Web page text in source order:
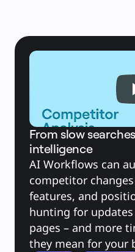
Диаграммы
Мозговой штурм
Концептуальные
Специализированное
Дорожные карты
Карты процессов
Техническое
Прототипы и
Составление
Design Workshops
Planning & Delivery
Планирование
Оргдизайн
Решения
По бизнес-сегментам
Enterprise
Малый бизнес
Стартапы
По отраслям
Диджитал
Производство
From slow
intelligence
AI Workflows can
competitor
features, and
hunting for
pages – and more
they mean for your